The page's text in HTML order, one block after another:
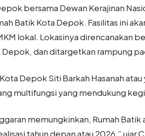
bersama Dewan Kerajinan
Batik Kota Depok. Fasilitas ini
lokal. Lokasinya direncanakan
Depok, dan ditargetkan rampung
Depok Siti Barkah Hasanah
multifungsi yang mendukung
memungkinkan, Rumah
tahun depan atau 2026,” ujar